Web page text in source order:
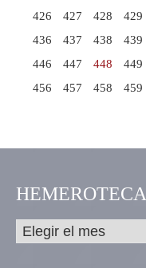
426
427 428 429
436
437 438 439
446
447 448 449
456
457 458 459
HEMEROTECA